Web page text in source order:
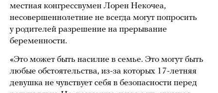
местная конгрессвумен Лорен Некочеа,
несовершеннолетние не всегда могут попросить
у родителей разрешение на прерывание
беременности.
«Это может быть насилие в семье. Это могут быть
любые обстоятельства, из-за которых 17-летняя
девушка не чувствует себя в безопасности перед